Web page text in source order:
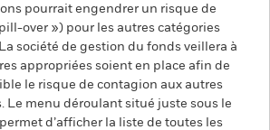
pourrait engendrer un risque de
over ») pour les autres catégories
société de gestion du fonds veillera à
appropriées soient en place afin de
le risque de contagion aux autres
Le menu déroulant situé juste sous le
d’afficher la liste de toutes les